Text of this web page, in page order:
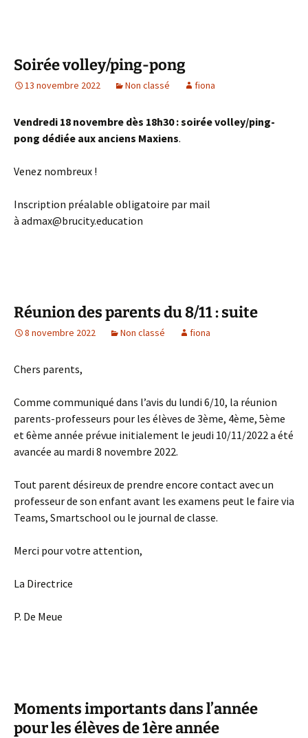
Soirée volley/ping-pong
13 novembre 2022 Non classé fiona
Vendredi 18 novembre dès 18h30 : soirée volley/ping-
pong dédiée aux anciens Maxiens.
Venez nombreux !
Inscription préalable obligatoire par mail
à admax@brucity.education
Réunion des parents du 8/11 : suite
8 novembre 2022 Non classé fiona
Chers parents,
Comme communiqué dans l’avis du lundi 6/10, la réunion
parents-professeurs pour les élèves de 3ème, 4ème, 5ème
et 6ème année prévue initialement le jeudi 10/11/2022 a été
avancée au mardi 8 novembre 2022.
Tout parent désireux de prendre encore contact avec un
professeur de son enfant avant les examens peut le faire via
Teams, Smartschool ou le journal de classe.
Merci pour votre attention,
La Directrice
P. De Meue
Moments importants dans l’année
pour les élèves de 1ère année